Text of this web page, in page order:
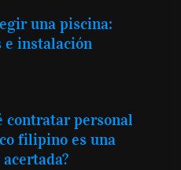
una piscina:
e instalación
contratar personal
filipino es una